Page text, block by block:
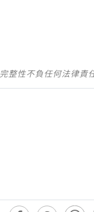
整性不負任何法律責